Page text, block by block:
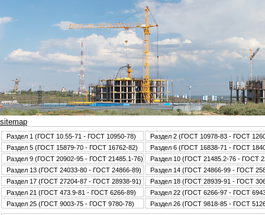
sitemap
Раздел 1 (ГОСТ 10.55-71 - ГОСТ 10950-78)
Раздел 2 (ГОСТ 10978-83 - ГОСТ
Раздел 5 (ГОСТ 15879-70 - ГОСТ 16762-82)
Раздел 6 (ГОСТ 16838-71 - ГОСТ
Раздел 9 (ГОСТ 20902-95 - ГОСТ 21485.1-76)
Раздел 10 (ГОСТ 21485.2-76 - ГОСТ
Раздел 13 (ГОСТ 24033-80 - ГОСТ 24866-89)
Раздел 14 (ГОСТ 24866-99 - ГОСТ
Раздел 17 (ГОСТ 27204-87 - ГОСТ 28938-91)
Раздел 18 (ГОСТ 28939-91 - ГОСТ
Раздел 21 (ГОСТ 473.9-81 - ГОСТ 6266-89)
Раздел 22 (ГОСТ 6266-97 - ГОСТ
Раздел 25 (ГОСТ 9003-75 - ГОСТ 9780-78)
Раздел 26 (ГОСТ 9818-85 - ГОСТ